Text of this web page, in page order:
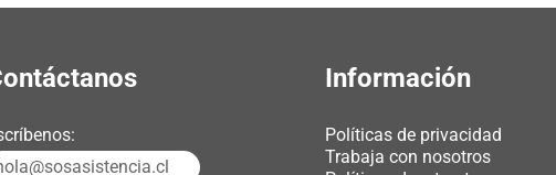
Información
Políticas de privacidad
Trabaja con nosotros